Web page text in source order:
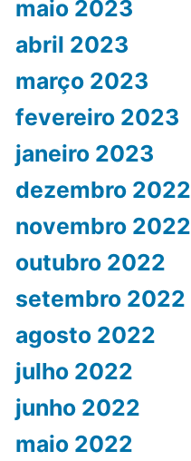
maio 2023
abril 2023
março 2023
fevereiro 2023
janeiro 2023
dezembro 2022
novembro 2022
outubro 2022
setembro 2022
agosto 2022
julho 2022
junho 2022
maio 2022